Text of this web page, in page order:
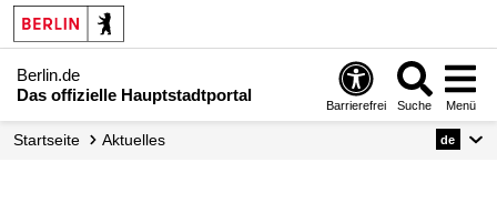
Berlin.de
Das offizielle Hauptstadtportal
Barrierefrei Suche Menü
Startseite Aktuelles de